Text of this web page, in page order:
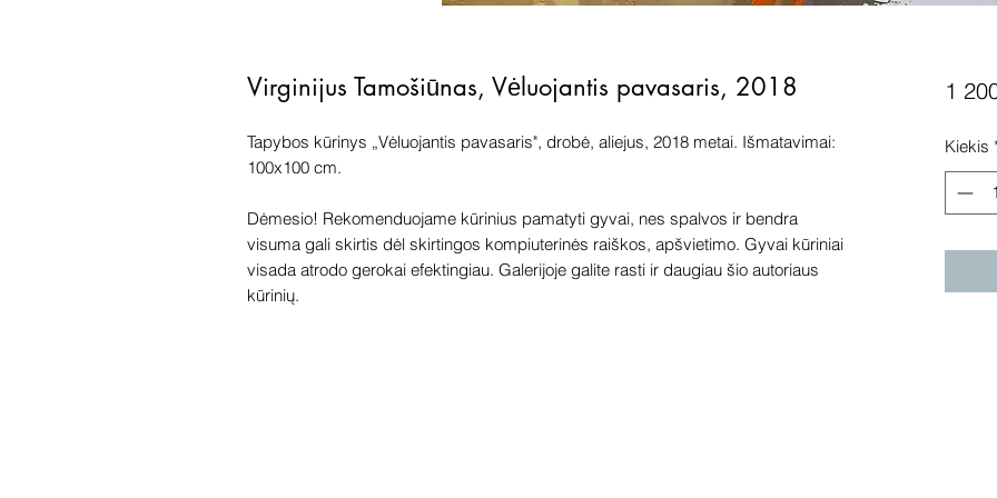
Virginijus Tamošiūnas, Vėluojantis pavasaris, 2018
Tapybos kūrinys „Vėluojantis pavasaris", drobė, aliejus, 2018 metai. Išmatavimai:
100x100 cm.
Dėmesio! Rekomenduojame kūrinius pamatyti gyvai, nes spalvos ir bendra
visuma gali skirtis dėl skirtingos kompiuterinės raiškos, apšvietimo. Gyvai kūriniai
visada atrodo gerokai efektingiau. Galerijoje galite rasti ir daugiau šio autoriaus
kūrinių.
1
Kiekis